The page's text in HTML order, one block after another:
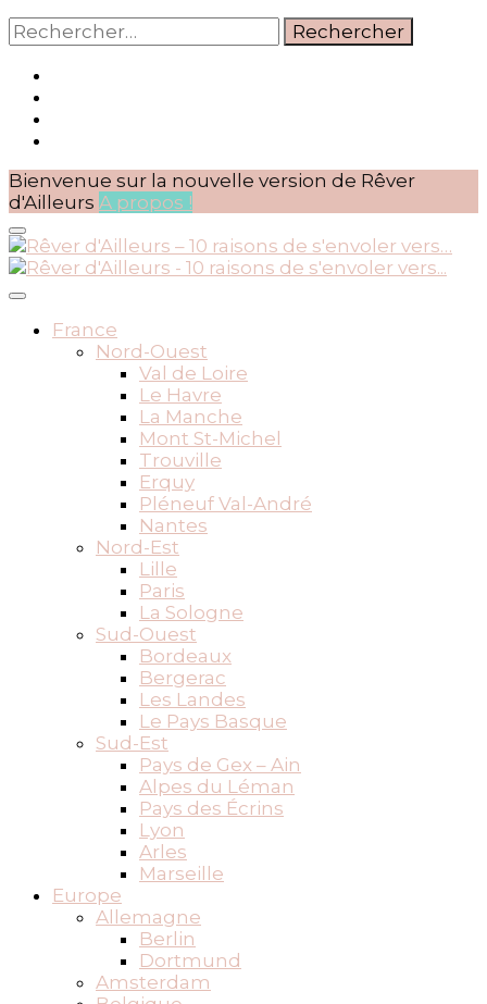
Rechercher :
Bienvenue sur la nouvelle version de Rêver
d'Ailleurs A propos !
Rêver d'Ailleurs – 10 raisons
de s'envoler vers…
France
Nord-Ouest
Val de Loire
Le Havre
La Manche
Mont St-Michel
Trouville
Erquy
Pléneuf Val-André
Nantes
Nord-Est
Lille
Paris
La Sologne
Sud-Ouest
Bordeaux
Bergerac
Les Landes
Le Pays Basque
Sud-Est
Pays de Gex – Ain
Alpes du Léman
Pays des Écrins
Lyon
Arles
Marseille
Europe
Allemagne
Berlin
Dortmund
Amsterdam